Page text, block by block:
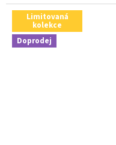
Limitovaná
kolekce
Doprodej